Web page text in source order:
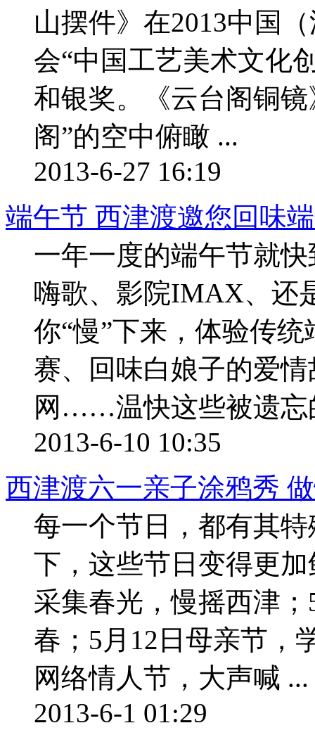
山摆件》在2013中国
会“中国工艺美术文化
和银奖。《云台阁铜
阁”的空中俯瞰 ...
2013-6-27 16:19
端午节 西津渡邀您回味
一年一度的端午节就
嗨歌、影院IMAX、还
你“慢”下来，体验传
赛、回味白娘子的爱
网……温快这些被遗忘
2013-6-10 10:35
西津渡六一亲子涂鸦秀
每一个节日，都有其
下，这些节日变得更
采集春光，慢摇西津
春；5月12日母亲节，
网络情人节，大声喊 ...
2013-6-1 01:29